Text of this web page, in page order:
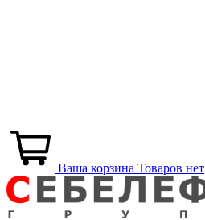
Ваша корзина Товаров нет